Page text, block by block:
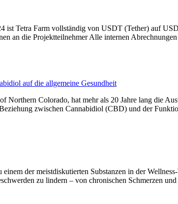
ist Tetra Farm vollständig von USDT (Tether) auf
an die Projektteilnehmer Alle internen
auf die allgemeine Gesundheit
Northern Colorado, hat mehr als 20 Jahre lang die
zwischen Cannabidiol (CBD) und der
der meistdiskutierten Substanzen in der
zu lindern – von chronischen Schmerzen